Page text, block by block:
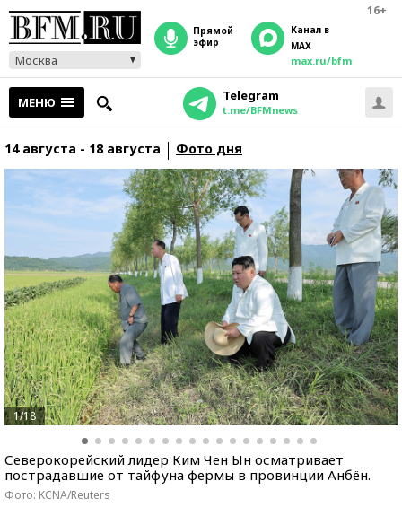
16+
Москва
прямой
эфир
Канал в
MAX
max.ru/bfm
МЕНЮ Telegram
t.me/BFMnews
14 августа - 18 августа Фото дня
1/18
Северокорейский лидер Ким Чен Ын осматривает
пострадавшие от тайфуна фермы в провинции Анбён.
Фото: KCNA/Reuters